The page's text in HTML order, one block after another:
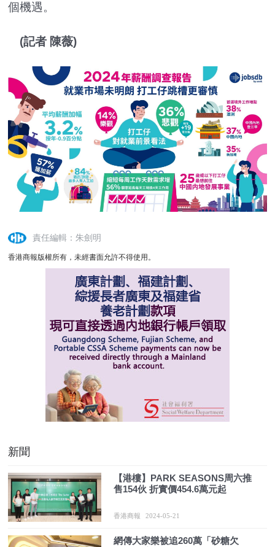
個機遇。
(記者 陳薇)
責任編輯：朱劍明
香港商報版權所有，未經書面允許不得使用。
新聞
【港樓】PARK SEASONS周六推
售154伙 折實價454.6萬元起
香港商報 2024-05-21
網傳大家樂被追260萬「砂糖欠